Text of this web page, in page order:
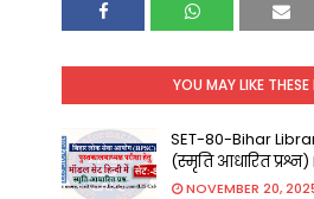
YOU MAY LIKE
SET-80-Bihar
(स्मृति आधारित
NOVEMBER 20,